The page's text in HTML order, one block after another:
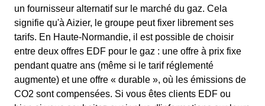
un fournisseur alternatif sur le marché du gaz. Cela
signifie qu'à Aizier, le groupe peut fixer librement ses
tarifs. En Haute-Normandie, il est possible de choisir
entre deux offres EDF pour le gaz : une offre à prix fixe
pendant quatre ans (même si le tarif réglementé
augmente) et une offre « durable », où les émissions de
CO2 sont compensées. Si vous êtes clients EDF ou